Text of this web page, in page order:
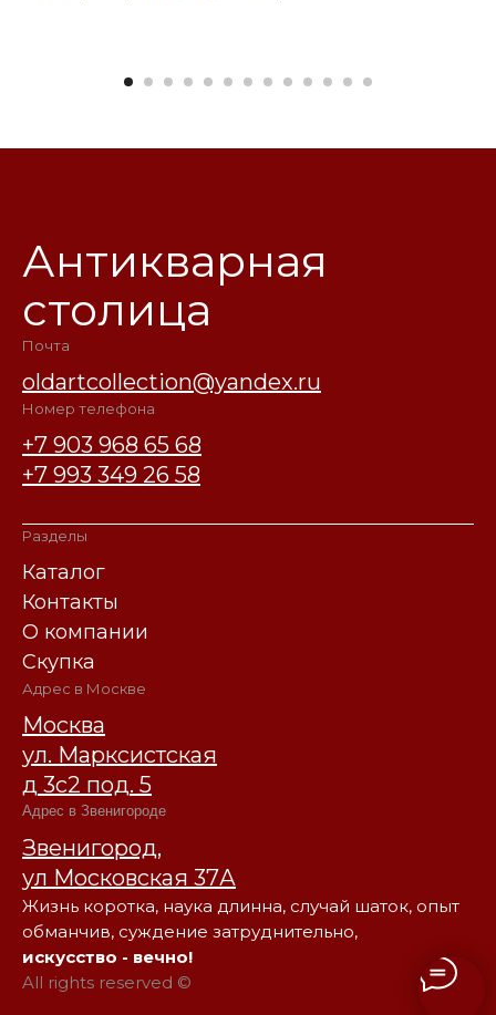
Антикварная
столица
Почта
oldartcollection@yandex.ru
Номер телефона
+7 903 968 65 68
+7 993 349 26 58
Разделы
Каталог
Контакты
О компании
Скупка
Адрес в Москве
Москва
ул. Марксистская
д 3с2 под. 5
Адрес в Звенигороде
Звенигород,
ул Московская 37А
Жизнь коротка, наука длинна, случай шаток, опыт
обманчив, суждение затруднительно,
искусство - вечно!
All rights reserved ©